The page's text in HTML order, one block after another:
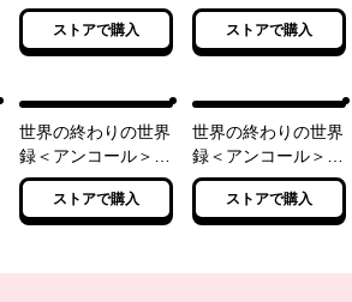
1 再来の騎士
ストアで購入
2 極光の竜帝
ストアで購入
世界の終わりの世界
録＜アンコール＞
4 異端の覇王
ストアで購入
世界の終わりの世界
録＜アンコール＞
5 降魔の大皇
ストアで購入